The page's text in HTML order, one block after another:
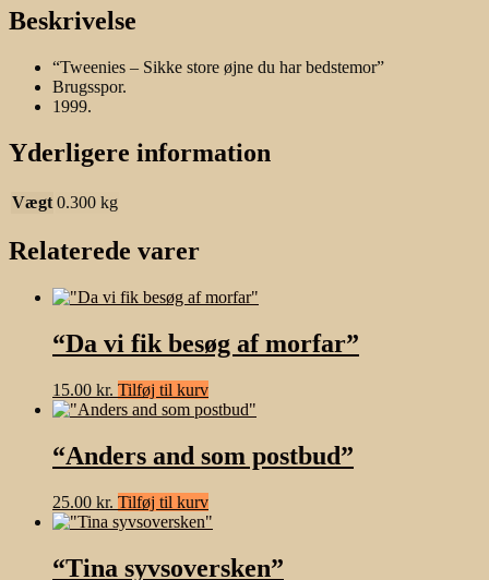
har
bedstemor"
Beskrivelse
“Tweenies – Sikke store øjne du har bedstemor”
Brugsspor.
1999.
Yderligere information
Vægt 0.300 kg
Relaterede varer
“Da vi fik besøg af morfar”
15.00 kr. Tilføj til kurv
“Anders and som postbud”
25.00 kr. Tilføj til kurv
“Tina syvsoversken”